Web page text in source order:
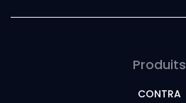
Produits
CONTRA